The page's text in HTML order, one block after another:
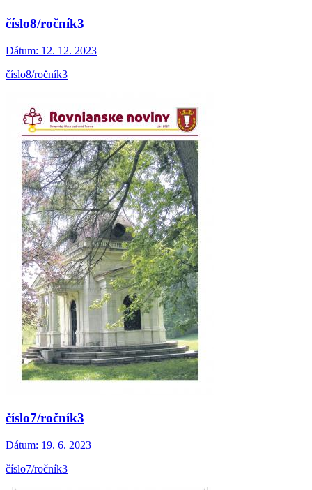
číslo8/ročník3
Dátum: 12. 12. 2023
číslo8/ročník3
číslo7/ročník3
Dátum: 19. 6. 2023
číslo7/ročník3